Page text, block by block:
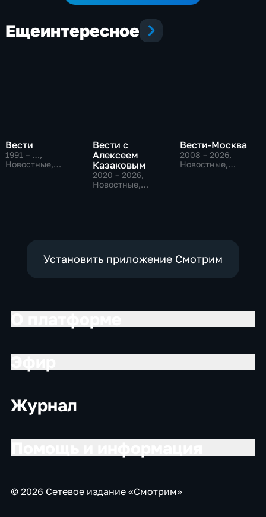
Ещеинтересное
Вести
1991 – …,
Новостные,
Вести с
Алексеем
Казаковым
2020 – 2026,
Новостные,
Вести-Москва
2008 – 2026,
Новостные,
Установить приложение Смотрим
Журнал
© 2026 Сетевое издание «Смотрим»